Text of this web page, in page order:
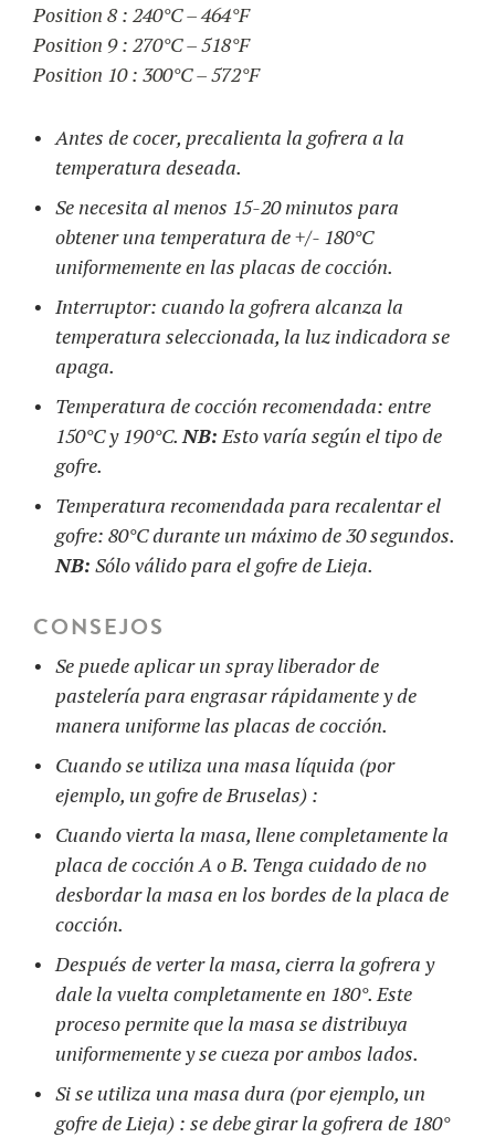
Position 8 : 240°C – 464°F
Position 9 : 270°C – 518°F
Position 10 : 300°C – 572°F
Antes de cocer, precalienta la gofrera a la
temperatura deseada.
Se necesita al menos 15-20 minutos para
obtener una temperatura de +/- 180°C
uniformemente en las placas de cocción.
Interruptor: cuando la gofrera alcanza la
temperatura seleccionada, la luz indicadora se
apaga.
Temperatura de cocción recomendada: entre
150°C y 190°C.NB:Esto varía según el tipo de
gofre.
Temperatura recomendada para recalentar el
gofre: 80°C durante un máximo de 30 segundos.
NB: Sólo válido para el gofre de Lieja.
CONSEJOS
Se puede aplicar un spray liberador de
pastelería para engrasar rápidamente y de
manera uniforme las placas de cocción.
Cuando se utiliza una masa líquida (por
ejemplo, un gofre de Bruselas) :
Cuando vierta la masa, llene completamente la
placa de cocción A o B. Tenga cuidado de no
desbordar la masa en los bordes de la placa de
cocción.
Después de verter la masa, cierra la gofrera y
dale la vuelta completamente en 180°. Este
proceso permite que la masa se distribuya
uniformemente y se cueza por ambos lados.
Si se utiliza una masa dura (por ejemplo, un
gofre de Lieja) : se debe girar la gofrera de 180°